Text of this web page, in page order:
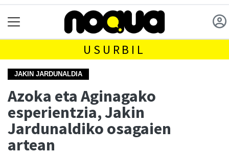
USURBIL
JAKIN JARDUNALDIA
Azoka eta Aginagako
esperientzia, Jakin
Jardunaldiko osagaien
artean